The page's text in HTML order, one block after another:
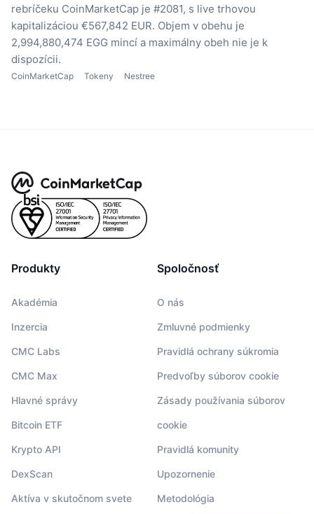
rebríčeku CoinMarketCap je #2081, s live trhovou
kapitalizáciou €567,842 EUR. Objem v obehu je
2,994,880,474 EGG mincí a maximálny obeh nie je k
dispozícii.
CoinMarketCap Tokeny Nestree
Produkty
Akadémia
Inzercia
CMC Labs
CMC Max
Hlavné správy
Bitcoin ETF
Krypto API
DexScan
Aktíva v skutočnom svete
Spoločnosť
O nás
Zmluvné podmienky
Pravidlá ochrany súkromia
Predvoľby súborov cookie
Zásady používania súborov
cookie
Pravidlá komunity
Upozornenie
Metodológia